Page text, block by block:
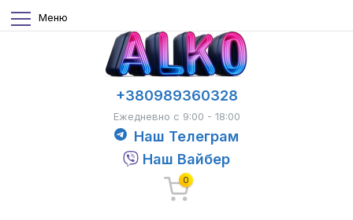
Меню
+380989360328
Ежедневно с 9:00 - 18:00
Наш Телеграм
Наш Вайбер
0